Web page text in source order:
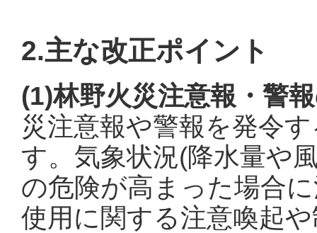
2.主な改正ポイント
(1)林野火災注意報・警
災注意報や警報を発令
す。気象状況(降水量や
の危険が高まった場合
使用に関する注意喚起